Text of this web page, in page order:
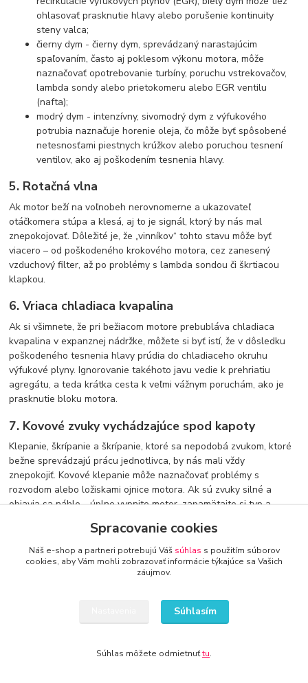
ohlasovať prasknutie hlavy alebo porušenie kontinuity
steny valca;
čierny dym - čierny dym, sprevádzaný narastajúcim
spaľovaním, často aj poklesom výkonu motora, môže
naznačovať opotrebovanie turbíny, poruchu vstrekovačov,
lambda sondy alebo prietokomeru alebo EGR ventilu
(nafta);
modrý dym - intenzívny, sivomodrý dym z výfukového
potrubia naznačuje horenie oleja, čo môže byť spôsobené
netesnosťami piestnych krúžkov alebo poruchou tesnení
ventilov, ako aj poškodením tesnenia hlavy.
5. Rotačná vlna
Ak motor beží na voľnobeh nerovnomerne a ukazovateľ
otáčkomera stúpa a klesá, aj to je signál, ktorý by nás mal
znepokojovať. Dôležité je, že „vinníkov“ tohto stavu môže byť
viacero – od poškodeného krokového motora, cez zanesený
vzduchový filter, až po problémy s lambda sondou či škrtiacou
klapkou.
6. Vriaca chladiaca kvapalina
Ak si všimnete, že pri bežiacom motore prebubláva chladiaca
kvapalina v expanznej nádržke, môžete si byť istí, že v dôsledku
poškodeného tesnenia hlavy prúdia do chladiaceho okruhu
výfukové plyny. Ignorovanie takéhoto javu vedie k prehriatiu
agregátu, a teda krátka cesta k veľmi vážnym poruchám, ako je
prasknutie bloku motora.
7. Kovové zvuky vychádzajúce spod kapoty
Klepanie, škrípanie a škrípanie, ktoré sa nepodobá zvukom, ktoré
bežne sprevádzajú prácu jednotlivca, by nás mali vždy
znepokojiť. Kovové klepanie môže naznačovať problémy s
rozvodom alebo ložiskami ojnice motora. Ak sú zvuky silné a
objavia sa náhle - úplne vypnite motor, zapamätajte si typ a
Spracovanie cookies
Náš e-shop a partneri potrebujú Váš súhlas s použitím súborov
cookies, aby Vám mohli zobrazovať informácie týkajúce sa Vašich
záujmov.
Súhlasím
Súhlas môžete odmietnuťtu.